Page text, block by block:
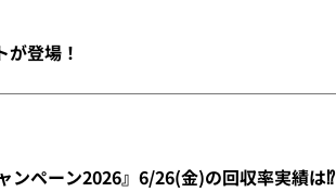
登場！
ンペーン2026』6/26(金)の回収率実績は⁉